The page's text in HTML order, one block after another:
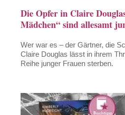
Die Opfer in Claire
Mädchen“ sind allesamt
Wer war es – der Gärtner, die
Claire Douglas lässt in ihrem
Reihe junger Frauen sterben.